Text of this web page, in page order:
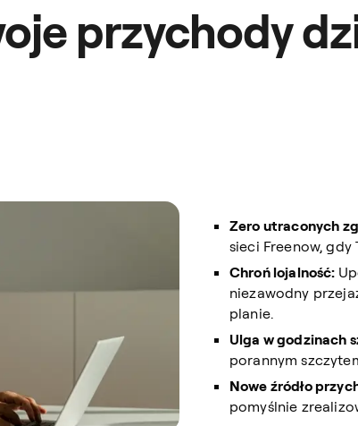
przychody
Zero utraconych
sieci Freenow, gdy
Chroń lojalność:
niezawodny
planie.
Ulga w godzinach
porannym
Nowe źródło
pomyślnie